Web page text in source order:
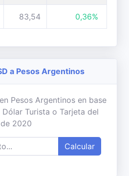
83,54 0,36%
a Pesos Argentinos
Pesos Argentinos en base
Turista o Tarjeta del
2020
Calcular